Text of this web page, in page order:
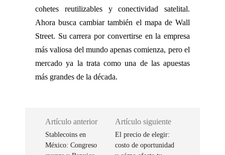
cohetes reutilizables y conectividad satelital.
Ahora busca cambiar también el mapa de Wall
Street. Su carrera por convertirse en la empresa
más valiosa del mundo apenas comienza, pero el
mercado ya la trata como una de las apuestas
más grandes de la década.
Artículo anterior
Stablecoins en
México: Congreso
Artículo siguiente
El precio de elegir:
costo de oportunidad